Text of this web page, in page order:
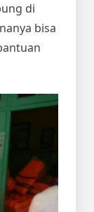
di
bisa